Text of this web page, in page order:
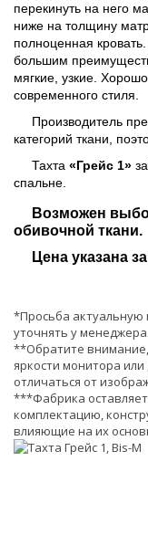
перекинуть на него
ниже на толщину
полноценная
большим
мягкие, узкие.
современного стиля.
Производитель
категорий ткани,
Тахта «Грейс 1»
спальне.
Возможен
обивочной ткани.
Цена указана
*Просьба актуальную
уточнять у менеджера.
**Обратите
яркости монитора
отличаться от
***Фабрика
комплектацию,
влияющие на их